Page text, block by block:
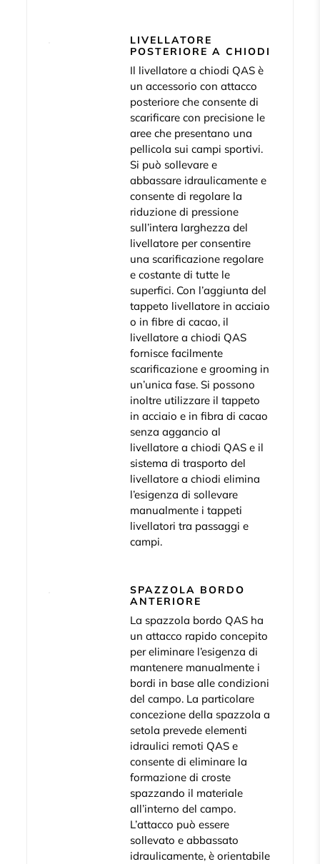
LIVELLATORE
POSTERIORE A CHIODI
Il livellatore a chiodi QAS è
un accessorio con attacco
posteriore che consente di
scarificare con precisione le
aree che presentano una
pellicola sui campi sportivi.
Si può sollevare e
abbassare idraulicamente e
consente di regolare la
riduzione di pressione
sull’intera larghezza del
livellatore per consentire
una scarificazione regolare
e costante di tutte le
superfici. Con l’aggiunta del
tappeto livellatore in acciaio
o in fibre di cacao, il
livellatore a chiodi QAS
fornisce facilmente
scarificazione e grooming in
un’unica fase. Si possono
inoltre utilizzare il tappeto
in acciaio e in fibra di cacao
senza aggancio al
livellatore a chiodi QAS e il
sistema di trasporto del
livellatore a chiodi elimina
l’esigenza di sollevare
manualmente i tappeti
livellatori tra passaggi e
campi.
SPAZZOLA BORDO
ANTERIORE
La spazzola bordo QAS ha
un attacco rapido concepito
per eliminare l’esigenza di
mantenere manualmente i
bordi in base alle condizioni
del campo. La particolare
concezione della spazzola a
setola prevede elementi
idraulici remoti QAS e
consente di eliminare la
formazione di croste
spazzando il materiale
all’interno del campo.
L’attacco può essere
sollevato e abbassato
idraulicamente, è orientabile